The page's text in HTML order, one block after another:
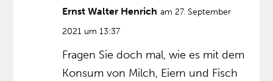
Ernst Walter Henrich am 27. September
2021 um 13:37
Fragen Sie doch mal, wie es mit dem
Konsum von Milch, Eiern und Fisch